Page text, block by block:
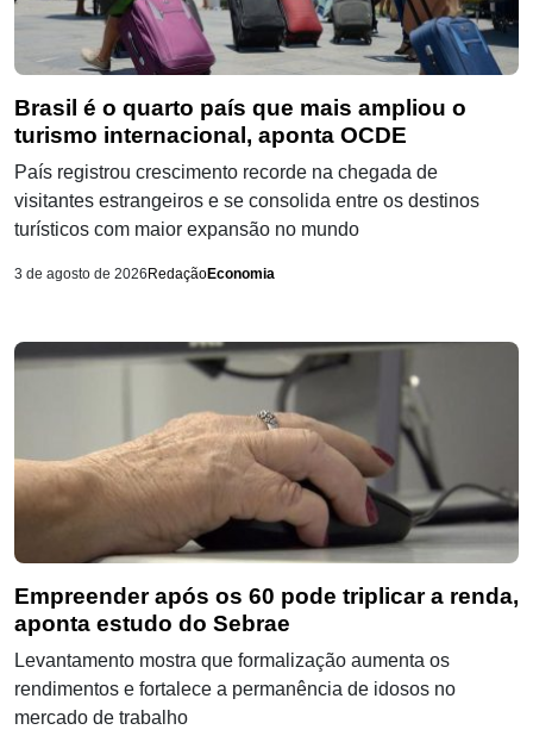
Brasil é o quarto país que mais ampliou o
turismo internacional, aponta OCDE
País registrou crescimento recorde na chegada de
visitantes estrangeiros e se consolida entre os destinos
turísticos com maior expansão no mundo
3 de agosto de 2026 RedaçãoEconomia
Empreender após os 60 pode triplicar a renda,
aponta estudo do Sebrae
Levantamento mostra que formalização aumenta os
rendimentos e fortalece a permanência de idosos no
mercado de trabalho